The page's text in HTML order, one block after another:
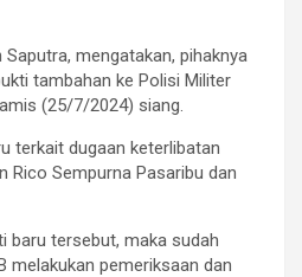
mengatakan, pihaknya
tambahan ke Polisi Militer
(25/7/2024) siang.
terkait dugaan keterlibatan
Rico Sempurna Pasaribu dan
baru tersebut, maka sudah
melakukan pemeriksaan dan